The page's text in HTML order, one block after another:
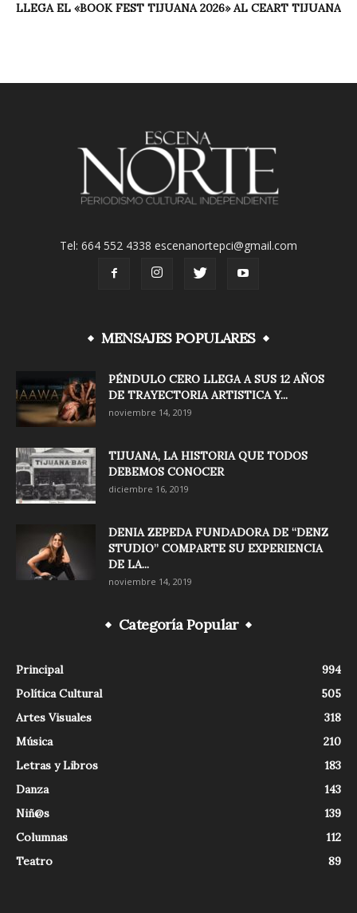
LLEGA EL «BOOK FEST TIJUANA 2026» AL CEART TIJUANA
Tel: 664 552 4338 escenanortepci@gmail.com
MENSAJES POPULARES
PÉNDULO CERO LLEGA A SUS 12 AÑOS
DE TRAYECTORIA ARTISTICA Y...
noviembre 14, 2019
TIJUANA, LA HISTORIA QUE TODOS
DEBEMOS CONOCER
diciembre 16, 2019
DENIA ZEPEDA FUNDADORA DE “DENZ
STUDIO” COMPARTE SU EXPERIENCIA
DE LA...
noviembre 14, 2019
Categoría Popular
Principal
994
Política Cultural
505
Artes Visuales
318
Música
210
Letras y Libros
183
Danza
143
Niñ@s
139
Columnas
112
Teatro
89